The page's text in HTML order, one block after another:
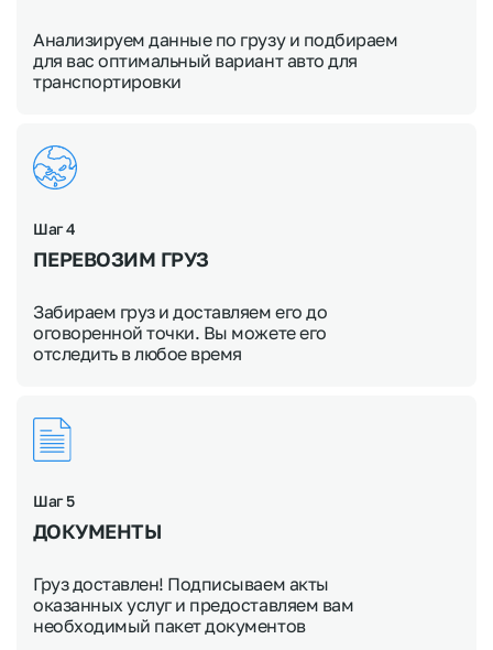
Анализируем данные по грузу и подбираем
для вас оптимальный вариант авто для
транспортировки
Шаг 4
ПЕРЕВОЗИМ ГРУЗ
Забираем груз и доставляем его до
оговоренной точки. Вы можете его
отследить в любое время
Шаг 5
ДОКУМЕНТЫ
Груз доставлен! Подписываем акты
оказанных услуг и предоставляем вам
необходимый пакет документов